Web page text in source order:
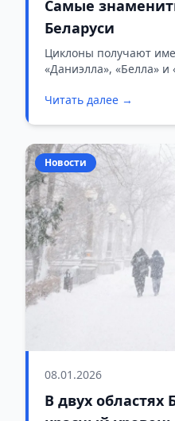
Самые
Беларуси
Циклоны получают
«Даниэлла», «Белла»
Читать далее →
Новости
08.01.2026
В двух областях